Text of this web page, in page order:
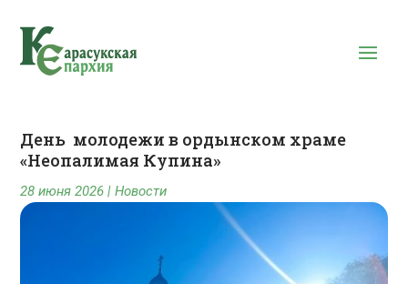
День молодежи в ордынском храме
«Неопалимая Купина»
28 июня 2026 |Новости